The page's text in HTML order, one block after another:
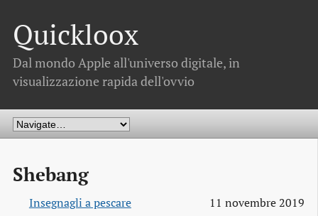
Quickloox
Dal mondo Apple all'universo digitale, in
visualizzazione rapida dell'ovvio
Shebang
Insegnagli a pescare 11 novembre 2019